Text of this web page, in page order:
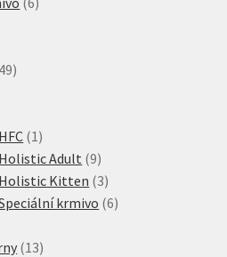
4949
1 1
produkt
Adult 99
produktů
Kitten 33
produkty
krmivo 66
1313